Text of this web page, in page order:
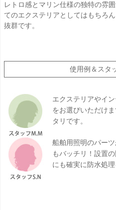
レトロ感とマリン仕様の独特の雰
てのエクステリアとしてはもちろ
抜群です。
使用例＆スタ
エクステリアやイ
をお選びいただけ
タリです。
船舶用照明のパー
もバッチリ！設置
にも確実に防水処理